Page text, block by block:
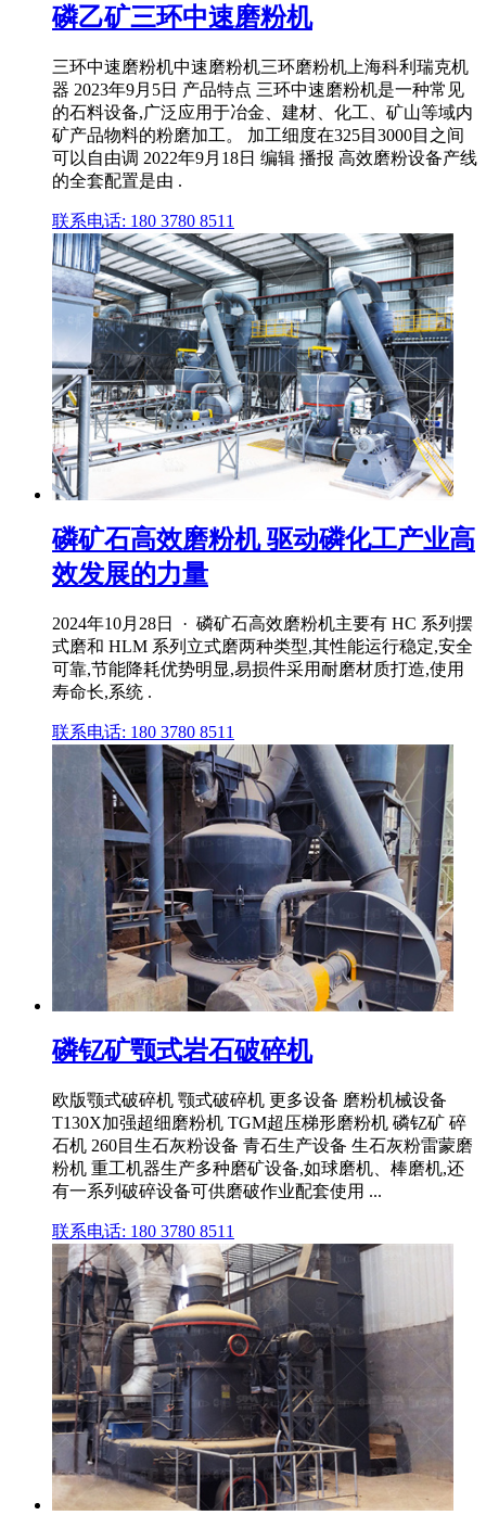
磷乙矿三环中速磨粉机
三环中速磨粉机中速磨粉机三环磨粉机上海科利瑞克机
器 2023年9月5日 产品特点 三环中速磨粉机是一种常见
的石料设备,广泛应用于冶金、建材、化工、矿山等域内
矿产品物料的粉磨加工。 加工细度在325目3000目之间
可以自由调 2022年9月18日 编辑 播报 高效磨粉设备产线
的全套配置是由 .
联系电话: 180 3780 8511
磷矿石高效磨粉机 驱动磷化工产业高
效发展的力量
2024年10月28日 · 磷矿石高效磨粉机主要有 HC 系列摆
式磨和 HLM 系列立式磨两种类型,其性能运行稳定,安全
可靠,节能降耗优势明显,易损件采用耐磨材质打造,使用
寿命长,系统 .
联系电话: 180 3780 8511
磷钇矿颚式岩石破碎机
欧版颚式破碎机 颚式破碎机 更多设备 磨粉机械设备
T130X加强超细磨粉机 TGM超压梯形磨粉机 磷钇矿 碎
石机 260目生石灰粉设备 青石生产设备 生石灰粉雷蒙磨
粉机 重工机器生产多种磨矿设备,如球磨机、棒磨机,还
有一系列破碎设备可供磨破作业配套使用 ...
联系电话: 180 3780 8511